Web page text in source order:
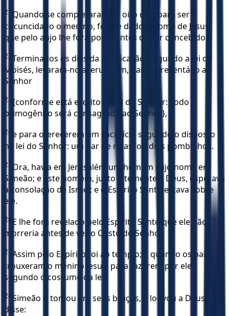
21
Quando se completaram os oito dias para ser
circuncidado o menino, foi-lhe dado o nome de Jesus,
que pelo anjo lhe fora posto antes de ser concebido.
22 Terminados os dias da purificação, segundo a lei de
Moisés, levaram-no a Jerusalém, para apresentá-lo ao
Senhor
23 {conforme está escrito na lei do Senhor: Todo
primogênito será consagrado ao Senhor},
24 e para oferecerem um sacrifício segundo o disposto
na lei do Senhor: um par de rolas, ou dois pombinhos.
25 Ora, havia em Jerusalém um homem cujo nome era
Simeão; e este homem, justo e temente a Deus, esperava
a consolação de Israel; e o Espírito Santo estava sobre
ele.
26 E lhe fora revelado pelo Espírito Santo que ele não
morreria antes de ver o Cristo do Senhor.
27 Assim pelo Espírito foi ao templo; e quando os pais
trouxeram o menino Jesus, para fazerem por ele
segundo o costume da lei,
28 Simeão o tomou em seus braços, e louvou a Deus, e
disse: